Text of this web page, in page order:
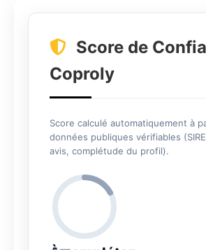
Score de
Coproly
Score calculé automatiquement à
données publiques vérifiables
avis, complétude du profil).